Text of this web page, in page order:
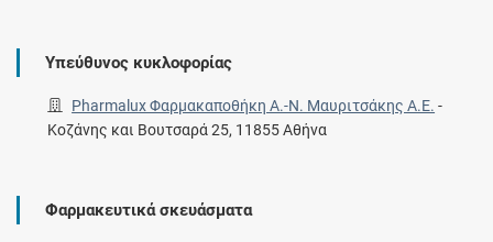
Υπεύθυνος κυκλοφορίας
Pharmalux Φαρμακαποθήκη Α.-Ν. Μαυριτσάκης Α.Ε. -
Κοζάνης και Βουτσαρά 25, 11855 Αθήνα
Φαρμακευτικά σκευάσματα